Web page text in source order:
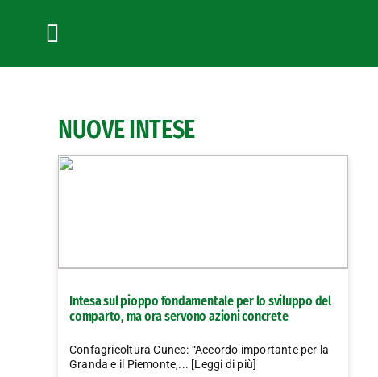
Toggle
Navigation
NUOVE INTESE
Intesa sul pioppo fondamentale per lo sviluppo del
comparto, ma ora servono azioni concrete
Confagricoltura Cuneo: “Accordo importante per la
Granda e il Piemonte,... [Leggi di più]